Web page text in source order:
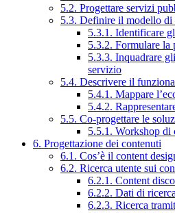
5.2. Progettare servizi
5.3. Definire il modello di
5.3.1. Identificare
5.3.2. Formulare la
5.3.3. Inquadrare
servizio
5.4. Descrivere il
5.4.1. Mappare
5.4.2.
5.5. Co-progettare le
5.5.1. Workshop di
6. Progettazione dei contenuti
6.1. Cos’è il content
6.2. Ricerca utente sui
6.2.1. Content
6.2.2. Dati di
6.2.3. Ricerca